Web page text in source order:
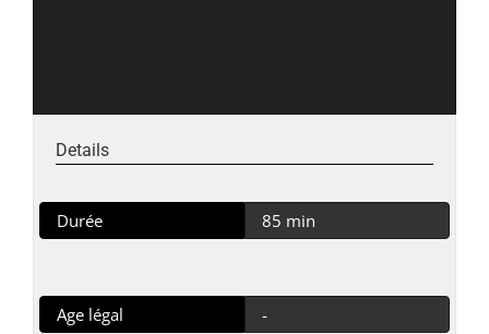
Details
Durée 85 min
Age légal -